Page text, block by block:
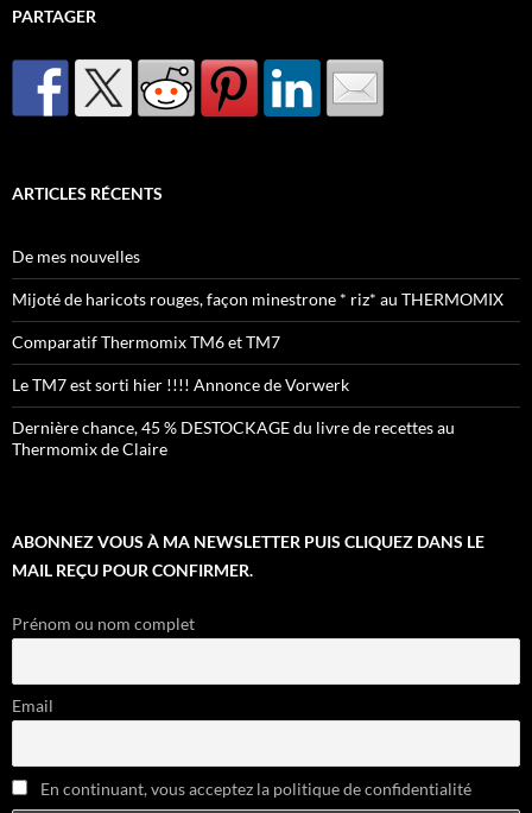
PARTAGER
ARTICLES RÉCENTS
De mes nouvelles
Mijoté de haricots rouges, façon minestrone * riz* au THERMOMIX
Comparatif Thermomix TM6 et TM7
Le TM7 est sorti hier !!!! Annonce de Vorwerk
Dernière chance, 45 % DESTOCKAGE du livre de recettes au
Thermomix de Claire
ABONNEZ VOUS À MA NEWSLETTER PUIS CLIQUEZ DANS LE
MAIL REÇU POUR CONFIRMER.
Prénom ou nom complet
Email
En continuant, vous acceptez la politique de confidentialité